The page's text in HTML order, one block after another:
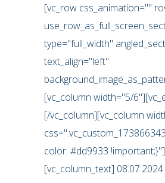
[vc_row css_animation=""
type="full_width"
text_align="left"
[vc_column width="5/
[/vc_column][vc_column
color: #dd9933 !important;}"]
[vc_column_text] 08.07.2024